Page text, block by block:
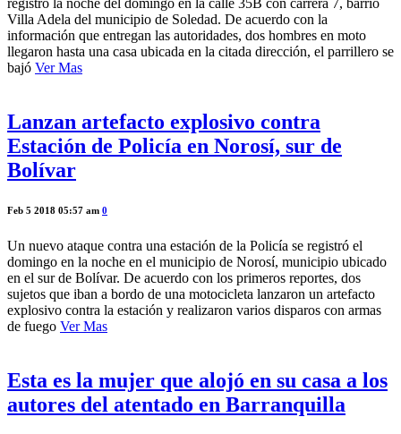
registró la noche del domingo en la calle 35B con carrera 7, barrio
Villa Adela del municipio de Soledad. De acuerdo con la
información que entregan las autoridades, dos hombres en moto
llegaron hasta una casa ubicada en la citada dirección, el parrillero se
bajó Ver Mas
Lanzan artefacto explosivo contra
Estación de Policía en Norosí, sur de
Bolívar
Feb 5 2018 05:57 am 0
Un nuevo ataque contra una estación de la Policía se registró el
domingo en la noche en el municipio de Norosí, municipio ubicado
en el sur de Bolívar. De acuerdo con los primeros reportes, dos
sujetos que iban a bordo de una motocicleta lanzaron un artefacto
explosivo contra la estación y realizaron varios disparos con armas
de fuego Ver Mas
Esta es la mujer que alojó en su casa a los
autores del atentado en Barranquilla